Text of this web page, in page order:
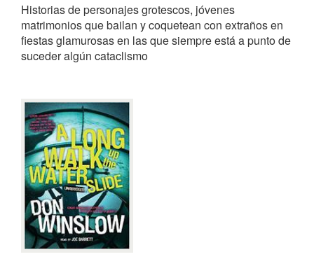
Historias de personajes grotescos, jóvenes
matrimonios que bailan y coquetean con extraños en
fiestas glamurosas en las que siempre está a punto de
suceder algún cataclismo